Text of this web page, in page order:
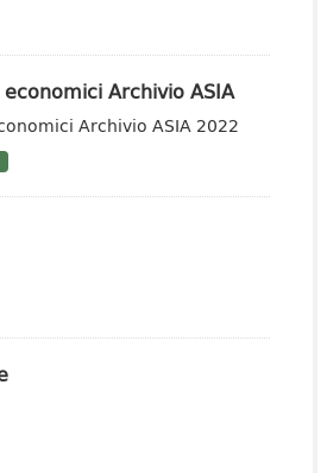
Archivio ASIA
Archivio ASIA 2022